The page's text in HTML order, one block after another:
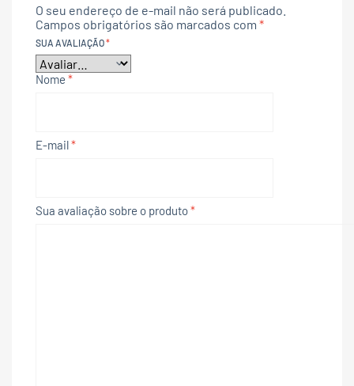
O seu endereço de e-mail não será publicado.
Campos obrigatórios são marcados com *
SUA AVALIAÇÃO*
Nome *
E-mail*
Sua avaliação sobre o produto*